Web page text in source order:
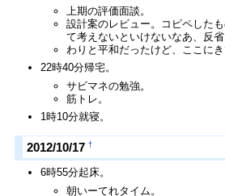
上期の評価面談。
設計案のレビュー。コピペした
て考えないといけないなあ、反省
わりと平和だったけど、ここに
22時40分帰宅。
サビマネの勉強。
筋トレ。
1時10分就寝。
2012/10/17 †
6時55分起床。
朝いーてれタイム。